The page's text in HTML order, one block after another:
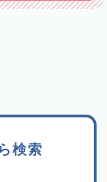
検索